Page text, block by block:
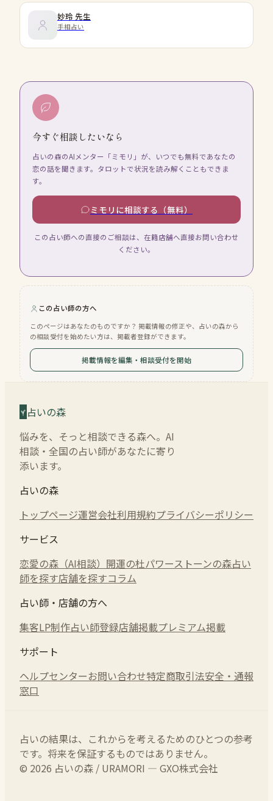
妙玲 先生
手相占い
今すぐ相談したいなら
占いの森のAIメンター「ミモリ」が、いつでも無料であなたの
恋の話を聞きます。タロットで状況を読み解くこともできま
す。
ミモリに相談する（無料）
この占い師への直接のご相談は、在籍店舗へ直接お問い合わせ
ください。
この占い師の方へ
このページはあなたのものですか？ 掲載情報の修正や、占いの森から
の相談受付を始めたい方は、掲載者登録ができます。
掲載情報を編集・相談受付を開始
占いの森
悩みを、そっと相談できる森へ。AI
相談・全国の占い師があなたに寄り
添います。
占いの森
トップページ運営会社利用規約プライバシーポリシー
サービス
恋愛の森（AI相談） 開運の杜パワーストーンの森占い
師を探す店舗を探すコラム
占い師・店舗の方へ
集客LP制作占い師登録店舗掲載プレミアム掲載
サポート
ヘルプセンターお問い合わせ特定商取引法安全・通報
窓口
占いの結果は、これからを考えるためのひとつの参考
です。将来を保証するものではありません。
© 2026 占いの森 / URAMORI — GXO株式会社